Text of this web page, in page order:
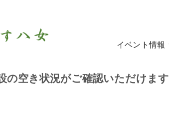
イベント情報
の空き状況がご確認いただけます